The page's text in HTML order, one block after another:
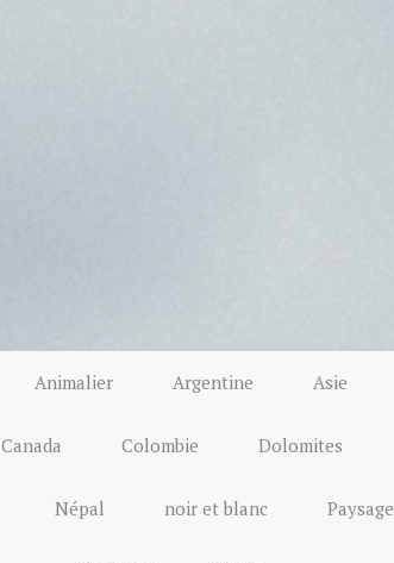
Animalier Argentine Asie
Canada Colombie Dolomites
Népal noir et blanc Paysage